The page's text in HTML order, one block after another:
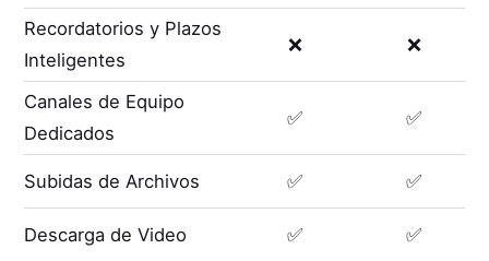
Recordatorios y Plazos
Inteligentes
❌ ❌
Canales de Equipo
Dedicados
✅ ✅
Subidas de Archivos ✅ ✅
Descarga de Video ✅ ✅